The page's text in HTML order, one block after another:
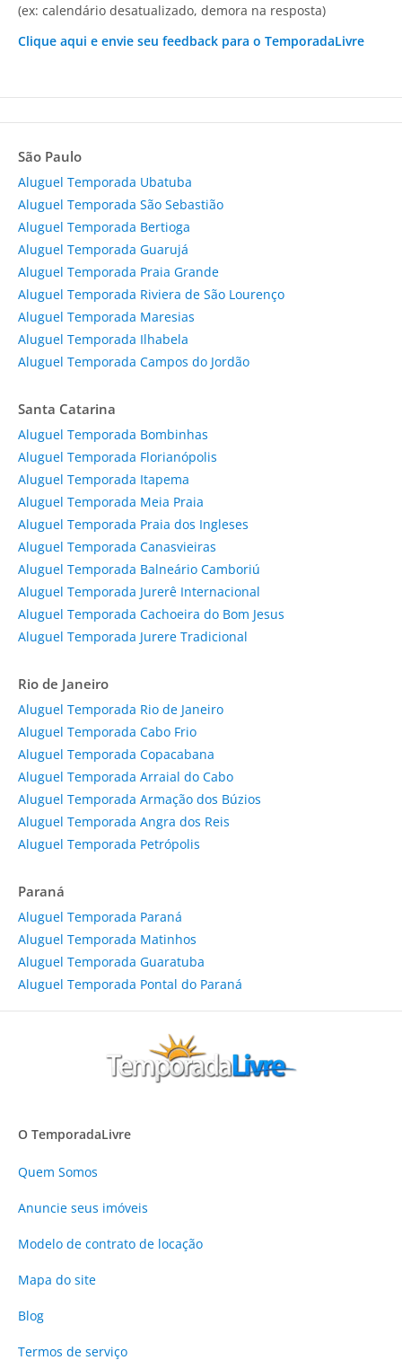
(ex: calendário desatualizado, demora na resposta)
Clique aqui e envie seu feedback para o TemporadaLivre
São Paulo
Aluguel Temporada Ubatuba
Aluguel Temporada São Sebastião
Aluguel Temporada Bertioga
Aluguel Temporada Guarujá
Aluguel Temporada Praia Grande
Aluguel Temporada Riviera de São Lourenço
Aluguel Temporada Maresias
Aluguel Temporada Ilhabela
Aluguel Temporada Campos do Jordão
Santa Catarina
Aluguel Temporada Bombinhas
Aluguel Temporada Florianópolis
Aluguel Temporada Itapema
Aluguel Temporada Meia Praia
Aluguel Temporada Praia dos Ingleses
Aluguel Temporada Canasvieiras
Aluguel Temporada Balneário Camboriú
Aluguel Temporada Jurerê Internacional
Aluguel Temporada Cachoeira do Bom Jesus
Aluguel Temporada Jurere Tradicional
Rio de Janeiro
Aluguel Temporada Rio de Janeiro
Aluguel Temporada Cabo Frio
Aluguel Temporada Copacabana
Aluguel Temporada Arraial do Cabo
Aluguel Temporada Armação dos Búzios
Aluguel Temporada Angra dos Reis
Aluguel Temporada Petrópolis
Paraná
Aluguel Temporada Paraná
Aluguel Temporada Matinhos
Aluguel Temporada Guaratuba
Aluguel Temporada Pontal do Paraná
O TemporadaLivre
Quem Somos
Anuncie seus imóveis
Modelo de contrato de locação
Mapa do site
Blog
Termos de serviço